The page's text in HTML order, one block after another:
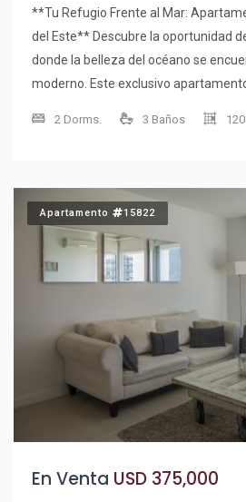
**Tu Refugio Frente al Mar:
del Este** Descubre la oportunidad
donde la belleza del océano se
moderno. Este exclusivo
comodidad de tu hogar. La cocina
armoniosamente con el living y el
ambiente ideal para compartir
familia y amigos. Además, podrás
la piscina, un espacio perfecto para
de Punta del Este. No dejes pasar la
este paraíso costero. **Consulta
haz de este apartamento tu nuevo
2 Dorms. 3 Baños
Apartamento 15822
En Venta USD 375,000